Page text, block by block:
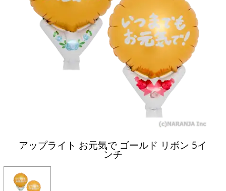
アップライト お元気で ゴールド リボン 5イ
ンチ